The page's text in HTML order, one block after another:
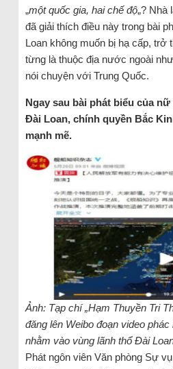
„một quốc gia, hai chế độ„? Nhà
đã giải thích điều này trong bài
Loan không muốn bị hạ cấp, trở
từng là thuộc địa nước ngoài
nói chuyện với Trung Quốc.
Ngay sau bài phát biểu của
Đài Loan, chính quyền Bắc
mạnh mẽ.
Ảnh: Tạp chí „Hạm Thuyền Tri
đăng lên Weibo đoạn video
nhằm vào vùng lãnh thổ Đài
Phát ngôn viên Văn phòng Sự